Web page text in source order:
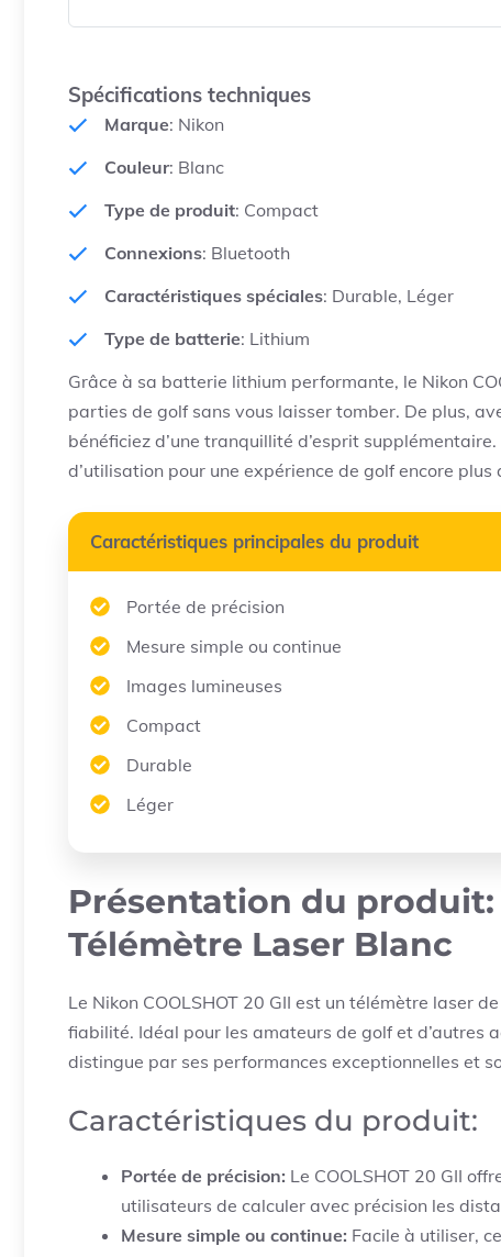
Spécifications techniques
Marque: Nikon
Couleur: Blanc
Type de produit: Compact
Connexions: Bluetooth
Caractéristiques spéciales: Durable, Léger
Type de batterie: Lithium
Grâce à sa batterie lithium performante, le Nikon
parties de golf sans vous laisser tomber. De plus,
bénéficiez d’une tranquillité d’esprit
d’utilisation pour une expérience de golf encore plus
Caractéristiques principales du produit
Portée de précision
Mesure simple ou continue
Images lumineuses
Compact
Durable
Léger
Présentation du produit:
Télémètre Laser Blanc
Le Nikon COOLSHOT 20 GII est un télémètre laser
fiabilité. Idéal pour les amateurs de golf et d’autres
distingue par ses performances exceptionnelles et
Caractéristiques du produit:
Portée de précision: Le COOLSHOT 20 GII
utilisateurs de calculer avec précision les
Mesure simple ou continue: Facile à utiliser,